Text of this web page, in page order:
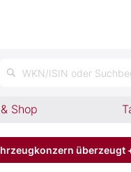
WKN/ISIN oder
Shop
überzeugt